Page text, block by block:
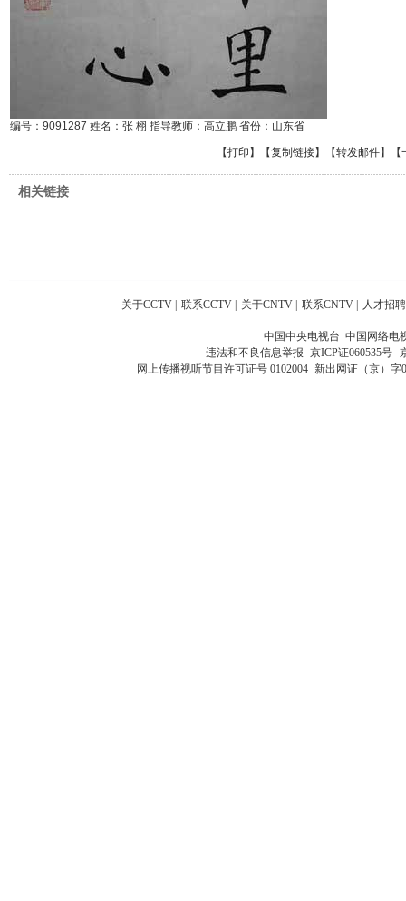
编号：9091287 姓名：张 栩 指导教师：高立鹏 省份：山东省
【打印 】【复制链接】【转发邮件】
相关链接
关于CCTV 联系CCTV 关于CNTV 联系CNTV 人才招聘
中国中央电视台 中国网络电
违法和不良信息举报 京ICP证060535号
网上传播视听节目许可证号 0102004 新出网证（京）